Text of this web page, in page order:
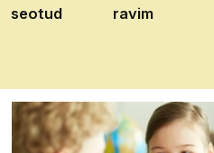
seotud
ravim